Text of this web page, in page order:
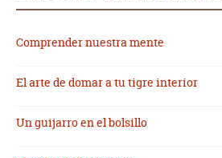
Comprender nuestra mente
El arte de domar a tu tigre interior
Un guijarro en el bolsillo